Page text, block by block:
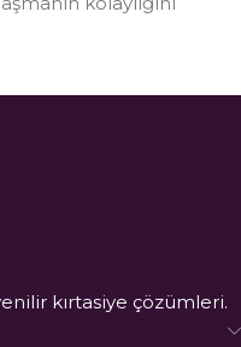
kırtasiye çözümleri.